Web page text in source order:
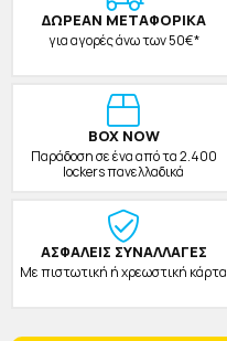
ΔΩΡΕAΝ ΜΕΤΑΦΟΡΙΚΑ
για αγορές άνω των 50€*
BOX NOW
Παράδοση σε ένα από τα 2.400
lockers πανελλαδικά
ΑΣΦΑΛΕΙΣ ΣΥΝΑΛΛΑΓΕΣ
Με πιστωτική ή χρεωστική κάρτα